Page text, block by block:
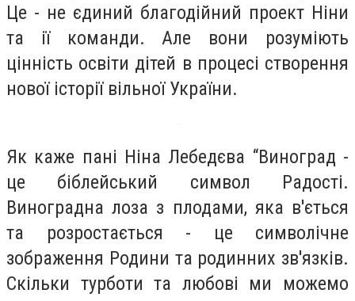
Це - не єдиний благодійний проект Ніни
та ії команди. Але вони розуміють
цінність освіти дітей в процесі створення
нової історії вільної України.
Як каже пані Ніна Лебедєва “Виноград -
це біблейський символ Радості.
Виноградна лоза з плодами, яка в'ється
та розростається - це символічне
зображення Родини та родинних зв'язків.
Скільки турботи та любові ми можемо